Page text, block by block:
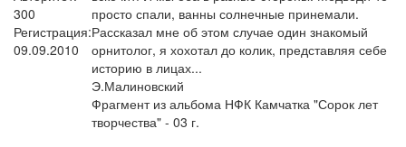
300
Регистрация:
09.09.2010
просто спали, ванны солнечные принемали.
Рассказал мне об этом случае один знакомый
орнитолог, я хохотал до колик, представляя себе
историю в лицах...
Э.Малиновский
Фрагмент из альбома НФК Камчатка "Сорок лет
творчества" - 03 г.